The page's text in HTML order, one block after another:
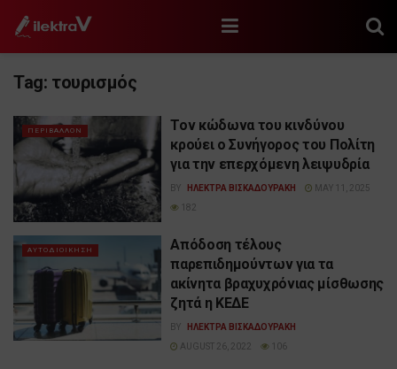
Tag: τουρισμός
ΠΕΡΙΒΑΛΛΟΝ
Τον κώδωνα του κινδύνου
κρούει ο Συνήγορος του Πολίτη
για την επερχόμενη λειψυδρία
BY ΗΛΕΚΤΡΑ ΒΙΣΚΑΔΟΥΡΑΚΗ
MAY 11, 2025
182
ΑΥΤΟΔΙΟΙΚΗΣΗ
Απόδοση τέλους
παρεπιδημούντων για τα
ακίνητα βραχυχρόνιας μίσθωσης
ζητά η ΚΕΔΕ
BY
ΗΛΕΚΤΡΑ ΒΙΣΚΑΔΟΥΡΑΚΗ
AUGUST 26, 2022
106